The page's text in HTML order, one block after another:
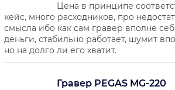
Цена в принципе
кейс, много расходников, про
смысла ибо как сам гравер вполне
деньги, стабильно работает, шумит
но на долго ли его хватит.
Гравер PEGAS MG-220